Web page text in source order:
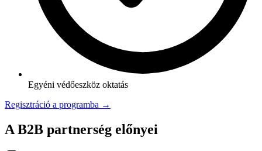
Egyéni védőeszköz oktatás
Regisztráció a programba →
A B2B partnerség előnyei